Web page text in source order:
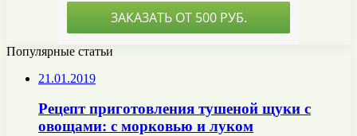
Популярные статьи
21.01.2019
Рецепт приготовления тушеной щуки с
овощами: с морковью и луком